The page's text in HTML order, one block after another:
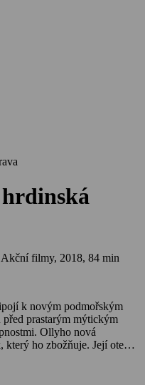
filmy, 2018, 84 min
k novým podmořským
před prastarým mýtickým
Ollyho nová
ho zbožňuje. Její otec je
který má magické